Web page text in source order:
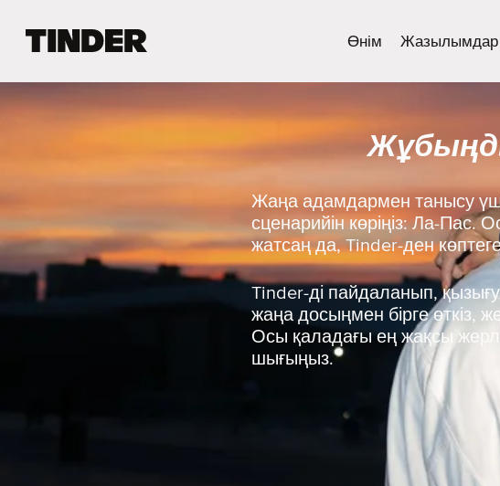
e
Өнім Жазылымдар
Жаңа адамдармен танысу
сценарийін көріңіз: Ла-Пас.
жатсаң да, Tinder-ден
Tinder-ді пайдаланып,
жаңа досыңмен бірге өткіз,
Осы қаладағы ең жақсы
шығыңыз.